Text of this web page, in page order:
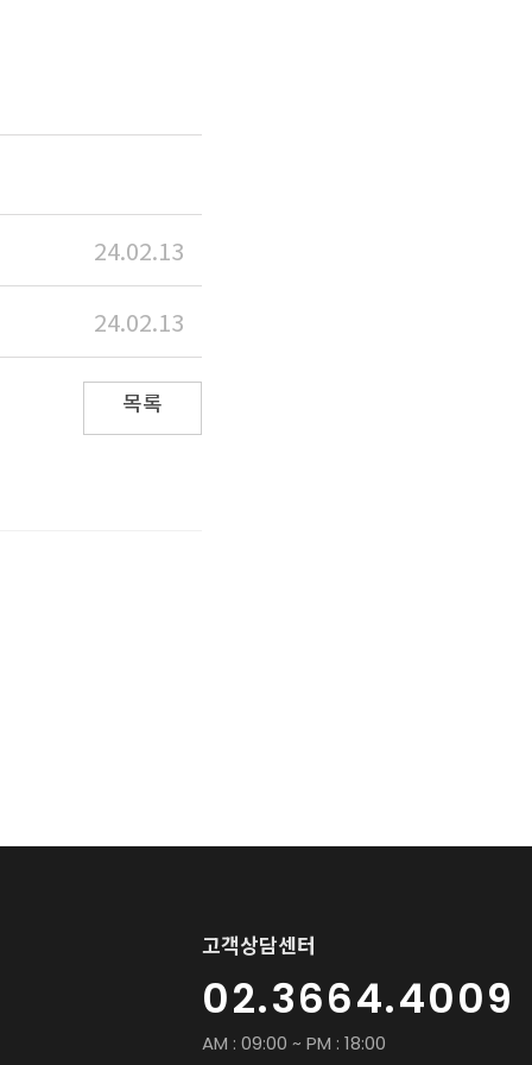
24.02.13
24.02.13
목록
고객상담센터
02.3664.4009
AM : 09:00 ~ PM : 18:00